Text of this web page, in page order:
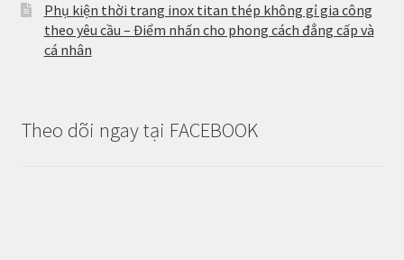
Phụ kiện thời trang inox titan thép không gỉ gia công
theo yêu cầu – Điểm nhấn cho phong cách đẳng cấp và
cá nhân
Theo dõi ngay tại FACEBOOK